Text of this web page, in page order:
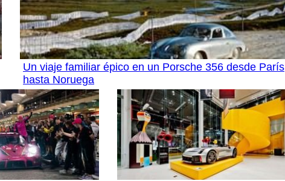
Un viaje familiar épico en un Porsche 356 desde París
hasta Noruega